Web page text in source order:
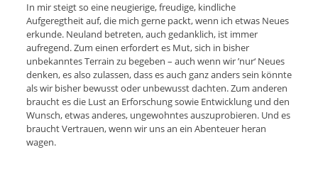
In mir steigt so eine neugierige, freudige, kindliche
Aufgeregtheit auf, die mich gerne packt, wenn ich etwas Neues
erkunde. Neuland betreten, auch gedanklich, ist immer
aufregend. Zum einen erfordert es Mut, sich in bisher
unbekanntes Terrain zu begeben – auch wenn wir ’nur‘ Neues
denken, es also zulassen, dass es auch ganz anders sein könnte
als wir bisher bewusst oder unbewusst dachten. Zum anderen
braucht es die Lust an Erforschung sowie Entwicklung und den
Wunsch, etwas anderes, ungewohntes auszuprobieren. Und es
braucht Vertrauen, wenn wir uns an ein Abenteuer heran
wagen.